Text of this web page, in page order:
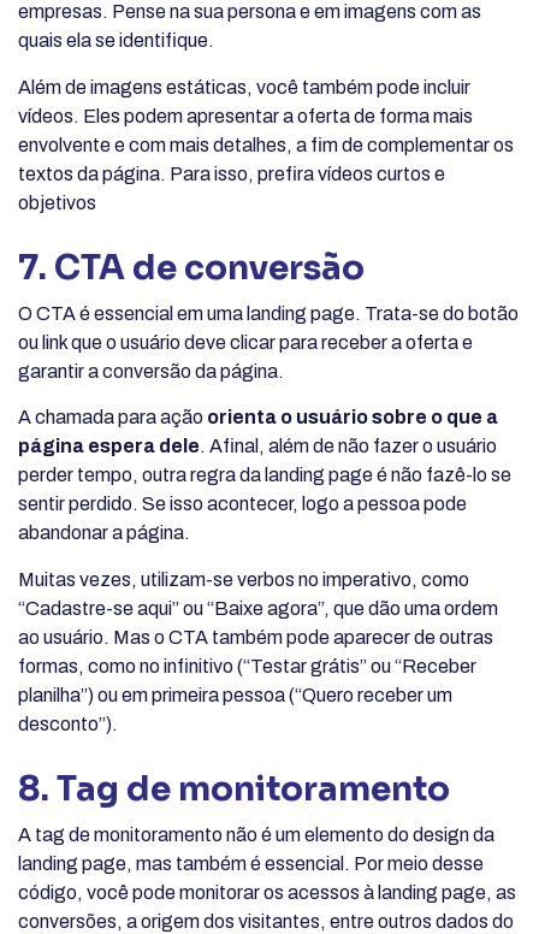
empresas. Pense na sua persona e em imagens com as
quais ela se identifique.
Além de imagens estáticas, você também pode incluir
vídeos. Eles podem apresentar a oferta de forma mais
envolvente e com mais detalhes, a fim de complementar os
textos da página. Para isso, prefira vídeos curtos e
objetivos
7. CTA de conversão
O CTA é essencial em uma landing page. Trata-se do botão
ou link que o usuário deve clicar para receber a oferta e
garantir a conversão da página.
A chamada para ação orienta o usuário sobre o que a
página espera dele. Afinal, além de não fazer o usuário
perder tempo, outra regra da landing page é não fazê-lo se
sentir perdido. Se isso acontecer, logo a pessoa pode
abandonar a página.
Muitas vezes, utilizam-se verbos no imperativo, como
“Cadastre-se aqui” ou “Baixe agora”, que dão uma ordem
ao usuário. Mas o CTA também pode aparecer de outras
formas, como no infinitivo (“Testar grátis” ou “Receber
planilha”) ou em primeira pessoa (“Quero receber um
desconto”).
8. Tag de monitoramento
A tag de monitoramento não é um elemento do design da
landing page, mas também é essencial. Por meio desse
código, você pode monitorar os acessos à landing page, as
conversões, a origem dos visitantes, entre outros dados do